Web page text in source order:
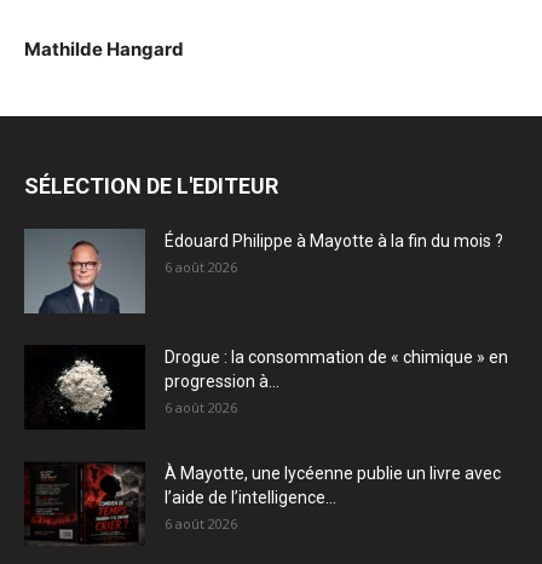
Mathilde Hangard
SÉLECTION DE L'EDITEUR
Édouard Philippe à Mayotte à la fin du mois ?
6 août 2026
Drogue : la consommation de « chimique » en
progression à...
6 août 2026
À Mayotte, une lycéenne publie un livre avec
l’aide de l’intelligence...
6 août 2026